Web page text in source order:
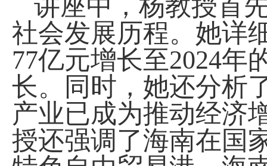
讲座中，杨教授首
社会发展历程。她详
77亿元增长至2024年
长。同时，她还分析
产业已成为推动经济
授还强调了海南在国